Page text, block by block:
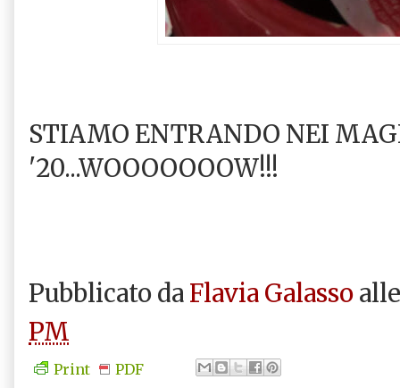
STIAMO ENTRANDO NEI
'20...WOOOOOOOW!!!
Pubblicato da Flavia Galasso
PM
Print PDF